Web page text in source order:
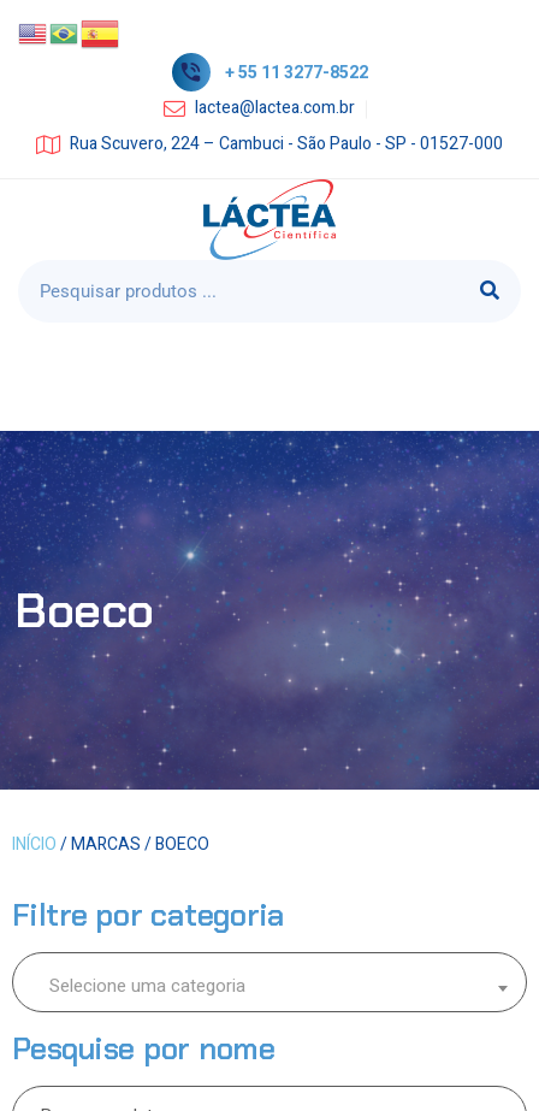
+ 55 11 3277-8522
lactea@lactea.com.br
Rua Scuvero, 224 – Cambuci - São Paulo - SP - 01527-000
Boeco
INÍCIO/ MARCAS / BOECO
Filtre por categoria
Selecione uma categoria
Pesquise por nome